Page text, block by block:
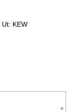
Ut: KEW